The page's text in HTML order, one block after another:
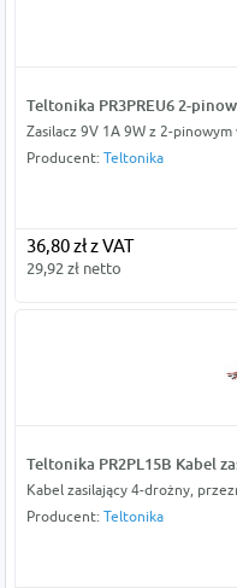
Teltonika PR3PREU6 2-
Zasilacz 9V 1A 9W z 2-
Producent: Teltonika
36,80 zł z VAT
29,92 zł netto
Teltonika PR2PL15B Kabel
Kabel zasilający 4-drożny,
Producent: Teltonika